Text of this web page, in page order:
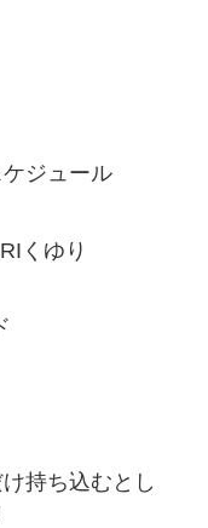
ジュール
くゆり
持ち込むとし